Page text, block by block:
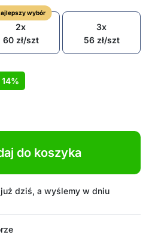
wybór
2x
60 zł/szt
3x
56 zł/szt
14%
do koszyka
dziś, a wyślemy w dniu